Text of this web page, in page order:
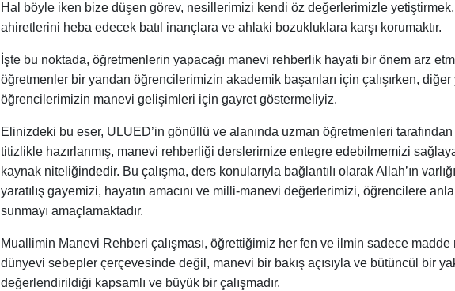
Hal böyle iken bize düşen görev, nesillerimizi kendi öz değerlerimizle
ahiretlerini heba edecek batıl inançlara ve ahlaki bozukluklara karşı korumaktır.
İşte bu noktada, öğretmenlerin yapacağı manevi rehberlik hayati bir önem arz
öğretmenler bir yandan öğrencilerimizin akademik başarıları için çalışırken, diğer
öğrencilerimizin manevi gelişimleri için gayret göstermeliyiz.
Elinizdeki bu eser, ULUED’in gönüllü ve alanında uzman öğretmenleri
titizlikle hazırlanmış, manevi rehberliği derslerimize entegre edebilmemizi
kaynak niteliğindedir. Bu çalışma, ders konularıyla bağlantılı olarak Allah’ın
yaratılış gayemizi, hayatın amacını ve milli-manevi değerlerimizi, öğrencilere
sunmayı amaçlamaktadır.
Muallimin Manevi Rehberi çalışması, öğrettiğimiz her fen ve ilmin sadece madde
dünyevi sebepler çerçevesinde değil, manevi bir bakış açısıyla ve bütüncül bir
değerlendirildiği kapsamlı ve büyük bir çalışmadır.